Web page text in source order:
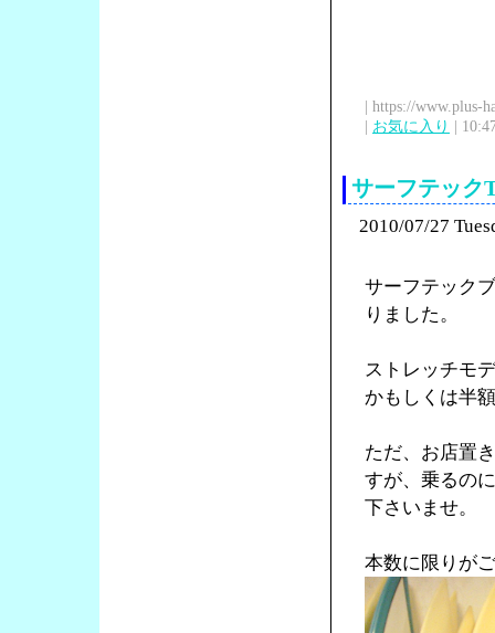
| https://www.plus-
| お気に入り |
サーフテッ
2010/07/27
サーフテック
りました。
ストレッチモ
かもしくは半
ただ、お店置
すが、乗るの
下さいませ。
本数に限りが